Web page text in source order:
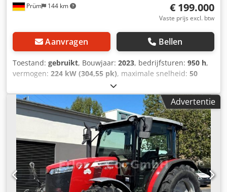
Prüm 144 km € 199.000
Vaste prijs excl. btw
Aanvragen Bellen
Toestand: gebruikt, Bouwjaar: 2023, bedrijfsturen: 950 h,
vermogen: 224 kW (304,55 pk), maximale snelheid: 50
600/70 R30 | 0%
710/70 R42 | 0%, bandenmaten:710/70 R42, aantal
bedden:43, Banden (voor): 600/70 R30, banden (achter):
710/70 R42, bedrijfsuren: 950, eerste registratie:
19.12.2024. Prijs: 199.000,00 euro (exclusief btw). Eerste
registratie: 19.12.2024, bedrijfsuren: ca. 850.
Basisuitrusting/technische gegevens: MOTOR: * Maximaal
vermogen: 224/305 kW/pk (ISO 14396) * Maximaal koppel:
1280 Nm * 6 cilinders, 7,4 liter AGCO Power - 74 LFNT-5D,
CR, 4V * Emissienorm (DOC+SC+SCR) zonder
Advertentie